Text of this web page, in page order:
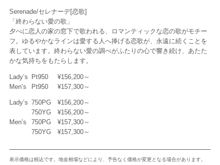
Serenade/セレナーデ[恋歌]
「終わらない愛の歌」
夕べに恋人の家の窓下で歌われる、ロマンティックな恋の歌がモチー
フ。ゆるやかなラインは愛する人へ捧げる恋歌が、永遠に続くことを
表しています。終わらない愛の調べがふたりの心で響き続け、あたた
かな気持ちをもたらします。
Lady’s Pt950
¥156,200～
Men’s
Pt950 ¥157,300～
Lady’s 750PG
¥156,200～
750YG
¥156,200～
Men’s
750PG
¥157,300～
750YG
¥157,300～
表示価格は税込です。地金相場などにより、予告なく価格が変更となる場合があります。